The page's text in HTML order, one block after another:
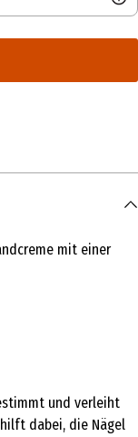
mit einer
und verleiht
dabei, die Nägel